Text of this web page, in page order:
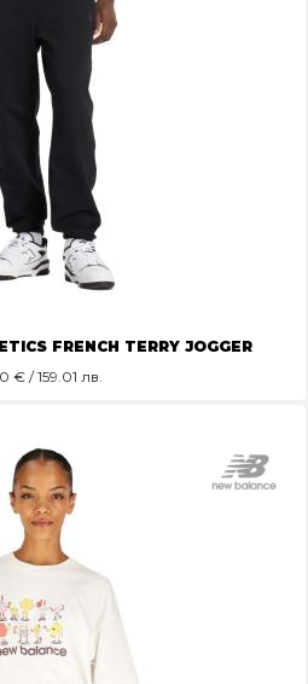
FRENCH TERRY JOGGER
€ / 159.01 лв.